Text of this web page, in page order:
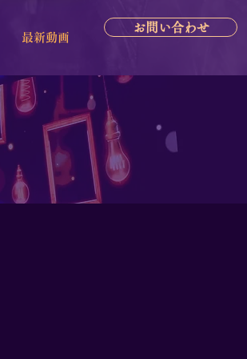
最新動画
お問い合わせ